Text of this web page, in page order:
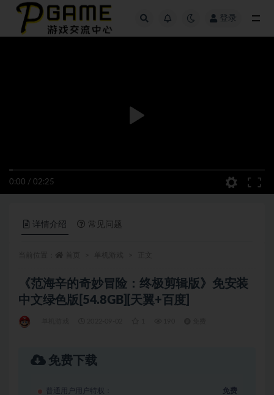
登录
0:00 / 02:25
详情介绍 常见问题
《范海辛的奇妙冒险：终极剪辑版》免安装
中文绿色版[54.8GB][天翼+百度]
免费下载
普通用户用户特权： 免费
全部